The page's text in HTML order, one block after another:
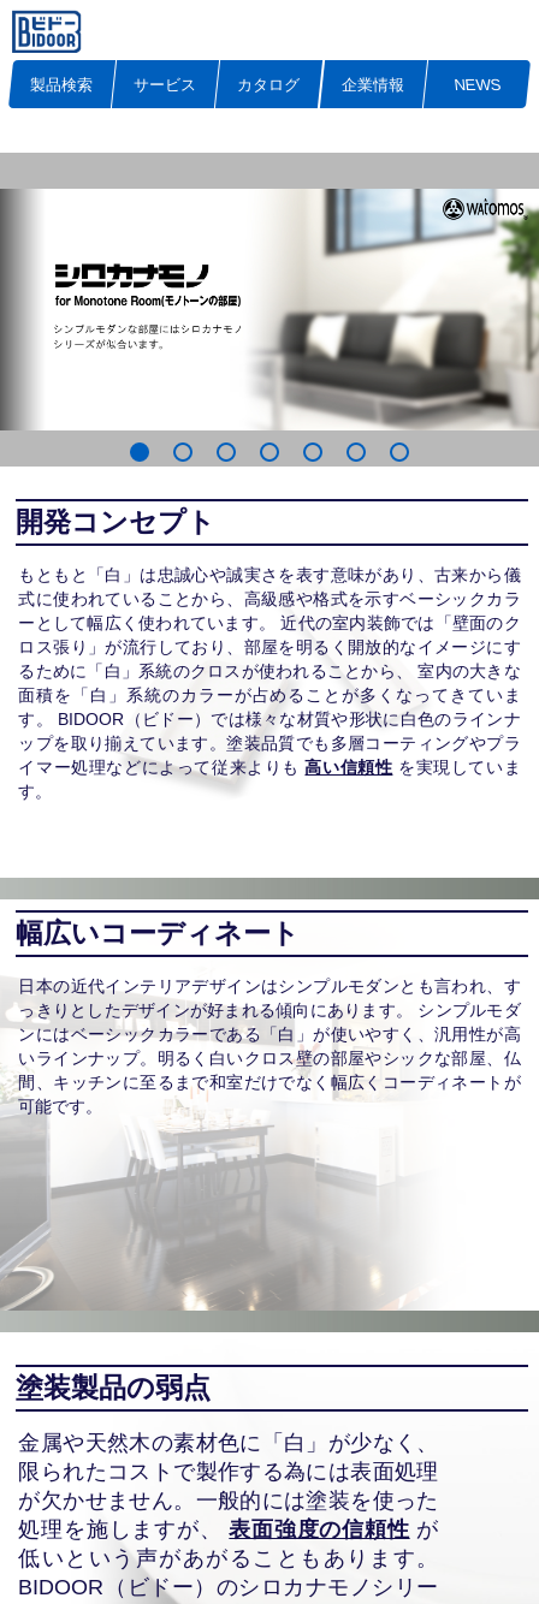
製品検索 サービス カタログ 企業情報 NEWS
開発コンセプト
もともと「白」は忠誠心や誠実さを表す意味があり、古来から儀
式に使われていることから、高級感や格式を示すベーシックカラ
ーとして幅広く使われています。 近代の室内装飾では「壁面のク
ロス張り」が流行しており、部屋を明るく開放的なイメージにす
るために「白」系統のクロスが使われることから、 室内の大きな
面積を「白」系統のカラーが占めることが多くなってきていま
す。 BIDOOR（ビドー）では様々な材質や形状に白色のラインナ
ップを取り揃えています。塗装品質でも多層コーティングやプラ
イマー処理などによって従来よりも高い信頼性 を実現していま
す。
幅広いコーディネート
日本の近代インテリアデザインはシンプルモダンとも言われ、す
っきりとしたデザインが好まれる傾向にあります。 シンプルモダ
ンにはベーシックカラーである「白」が使いやすく、汎用性が高
いラインナップ。明るく白いクロス壁の部屋やシックな部屋、仏
間、キッチンに至るまで和室だけでなく幅広くコーディネートが
可能です。
塗装製品の弱点
金属や天然木の素材色に「白」が少なく、
限られたコストで製作する為には表面処理
が欠かせません。一般的には塗装を使った
処理を施しますが、表面強度の信頼性 が
低いという声があがることもあります。
BIDOOR（ビドー）のシロカナモノシリー